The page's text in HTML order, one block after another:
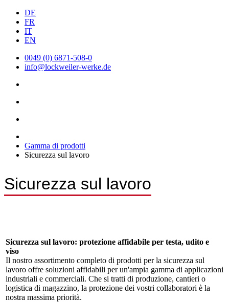
DE
FR
IT
EN
0049 (0) 6871-508-0
info@lockweiler-werke.de
Gamma di prodotti
Sicurezza sul lavoro
Sicurezza sul lavoro
Sicurezza sul lavoro: protezione affidabile per testa, udito e
viso
Il nostro assortimento completo di prodotti per la sicurezza sul
lavoro offre soluzioni affidabili per un'ampia gamma di applicazioni
industriali e commerciali. Che si tratti di produzione, cantieri o
logistica di magazzino, la protezione dei vostri collaboratori è la
nostra massima priorità.